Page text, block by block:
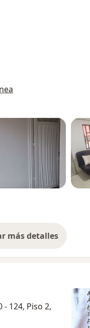
más detalles
sobre la experiencia
- 124, Piso 2,